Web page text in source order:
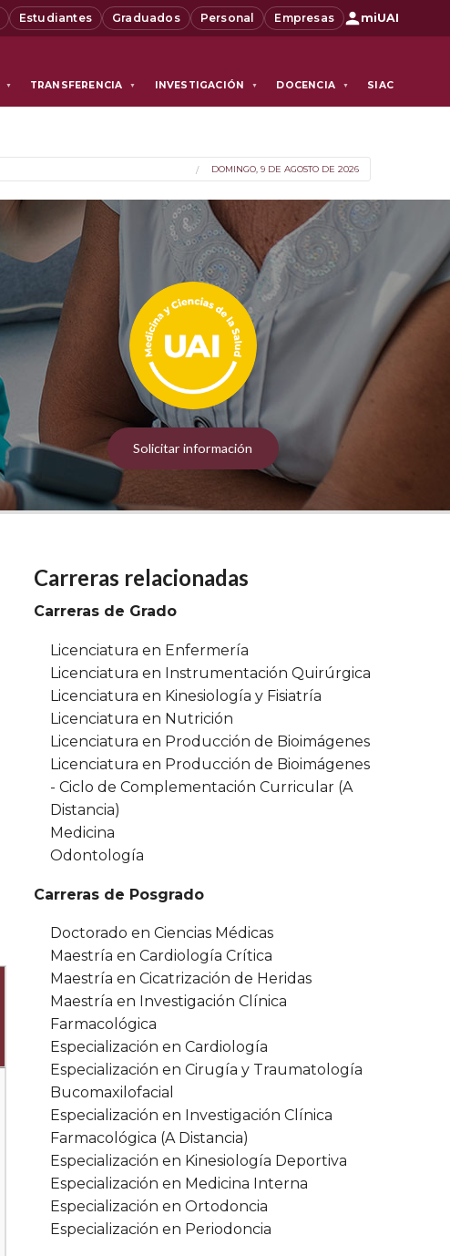
Estudiantes Graduados Personal Empresas miUAI
▼ TRANSFERENCIA ▼ INVESTIGACIÓN ▼ DOCENCIA ▼ SIAC
DOMINGO, 9 DE AGOSTO DE 2026
Solicitar información
Carreras relacionadas
Carreras de Grado
Licenciatura en Enfermería
Licenciatura en Instrumentación Quirúrgica
Licenciatura en Kinesiología y Fisiatría
Licenciatura en Nutrición
Licenciatura en Producción de Bioimágenes
Licenciatura en Producción de Bioimágenes
- Ciclo de Complementación Curricular (A
Distancia)
Medicina
Odontología
Carreras de Posgrado
Doctorado en Ciencias Médicas
Maestría en Cardiología Crítica
Maestría en Cicatrización de Heridas
Maestría en Investigación Clínica
Farmacológica
Especialización en Cardiología
Especialización en Cirugía y Traumatología
Bucomaxilofacial
Especialización en Investigación Clínica
Farmacológica (A Distancia)
Especialización en Kinesiología Deportiva
Especialización en Medicina Interna
Especialización en Ortodoncia
Especialización en Periodoncia